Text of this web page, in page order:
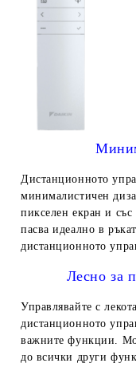
Дистанционното
минималистичен
пикселен екран и
пасва идеално в
дистанционното
Лесно за
Управлявайте с
дистанционното
важните функции.
до всички други